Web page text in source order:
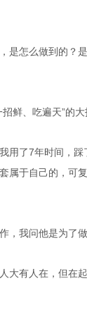
是怎么做到的？
鲜、吃遍天”的大
用了7年时间，
属于自己的，可
，我问他是为了
大有人在，但在